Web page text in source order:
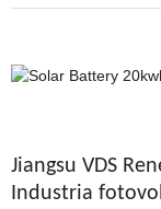
Jiangsu VDS
Industria